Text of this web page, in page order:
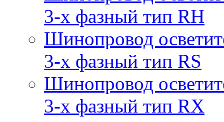
3-х фазный тип RH
Шинопровод
3-х фазный тип RS
Шинопровод
3-х фазный тип RX